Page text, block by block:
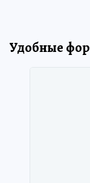
Удобные